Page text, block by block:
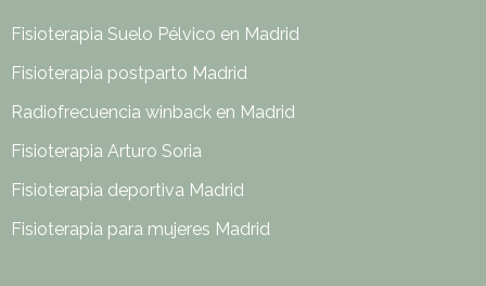
Fisioterapia Suelo Pélvico en Madrid
Fisioterapia postparto Madrid
Radiofrecuencia winback en Madrid
Fisioterapia Arturo Soria
Fisioterapia deportiva Madrid
Fisioterapia para mujeres Madrid